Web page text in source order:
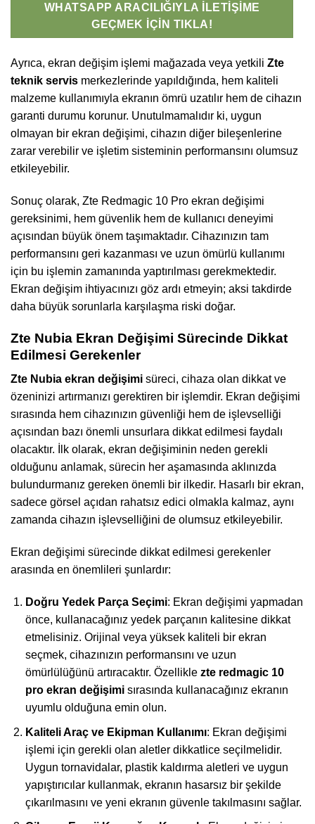
WHATSAPP ARACILIĞIYLA İLETIŞIME
GEÇMEK İÇIN TIKLA!
Ayrıca, ekran değişim işlemi mağazada veya yetkili Zte
teknik servis merkezlerinde yapıldığında, hem kaliteli
malzeme kullanımıyla ekranın ömrü uzatılır hem de cihazın
garanti durumu korunur. Unutulmamalıdır ki, uygun
olmayan bir ekran değişimi, cihazın diğer bileşenlerine
zarar verebilir ve işletim sisteminin performansını olumsuz
etkileyebilir.
Sonuç olarak, Zte Redmagic 10 Pro ekran değişimi
gereksinimi, hem güvenlik hem de kullanıcı deneyimi
açısından büyük önem taşımaktadır. Cihazınızın tam
performansını geri kazanması ve uzun ömürlü kullanımı
için bu işlemin zamanında yaptırılması gerekmektedir.
Ekran değişim ihtiyacınızı göz ardı etmeyin; aksi takdirde
daha büyük sorunlarla karşılaşma riski doğar.
Zte Nubia Ekran Değişimi Sürecinde Dikkat
Edilmesi Gerekenler
Zte Nubia ekran değişimi süreci, cihaza olan dikkat ve
özeninizi artırmanızı gerektiren bir işlemdir. Ekran değişimi
sırasında hem cihazınızın güvenliği hem de işlevselliği
açısından bazı önemli unsurlara dikkat edilmesi faydalı
olacaktır. İlk olarak, ekran değişiminin neden gerekli
olduğunu anlamak, sürecin her aşamasında aklınızda
bulundurmanız gereken önemli bir ilkedir. Hasarlı bir ekran,
sadece görsel açıdan rahatsız edici olmakla kalmaz, aynı
zamanda cihazın işlevselliğini de olumsuz etkileyebilir.
Ekran değişimi sürecinde dikkat edilmesi gerekenler
arasında en önemlileri şunlardır:
Doğru Yedek Parça Seçimi: Ekran değişimi yapmadan
önce, kullanacağınız yedek parçanın kalitesine dikkat
etmelisiniz. Orijinal veya yüksek kaliteli bir ekran
seçmek, cihazınızın performansını ve uzun
ömürlülüğünü artıracaktır. Özellikle zte redmagic 10
pro ekran değişimisırasında kullanacağınız ekranın
uyumlu olduğuna emin olun.
Kaliteli Araç ve Ekipman Kullanımı: Ekran değişimi
işlemi için gerekli olan aletler dikkatlice seçilmelidir.
Uygun tornavidalar, plastik kaldırma aletleri ve uygun
yapıştırıcılar kullanmak, ekranın hasarsız bir şekilde
çıkarılmasını ve yeni ekranın güvenle takılmasını sağlar.